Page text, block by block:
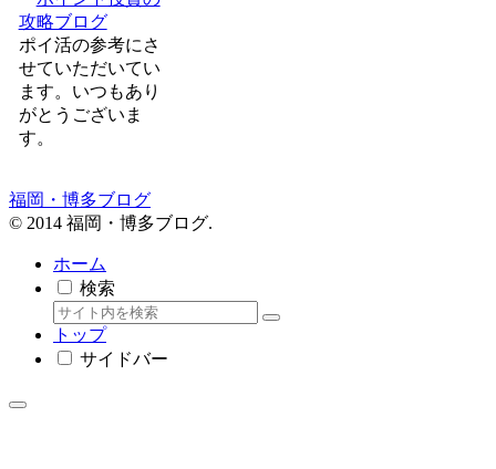
攻略ブログ
ポイ活の参考にさ
せていただいてい
ます。いつもあり
がとうございま
す。
福岡・博多ブログ
© 2014 福岡・博多ブログ.
ホーム
検索
トップ
サイドバー